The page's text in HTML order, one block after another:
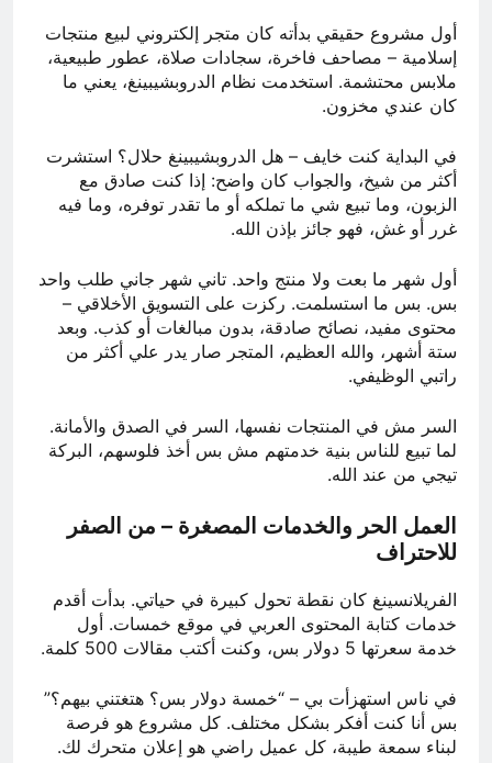
أول مشروع حقيقي بدأته كان متجر إلكتروني لبيع منتجات
إسلامية – مصاحف فاخرة، سجادات صلاة، عطور طبيعية،
ملابس محتشمة. استخدمت نظام الدروبشيبينغ، يعني ما
كان عندي مخزون.
في البداية كنت خايف – هل الدروبشيبينغ حلال؟ استشرت
أكثر من شيخ، والجواب كان واضح: إذا كنت صادق مع
الزبون، وما تبيع شي ما تملكه أو ما تقدر توفره، وما فيه
غرر أو غش، فهو جائز بإذن الله.
أول شهر ما بعت ولا منتج واحد. تاني شهر جاني طلب واحد
بس. بس ما استسلمت. ركزت على التسويق الأخلاقي –
محتوى مفيد، نصائح صادقة، بدون مبالغات أو كذب. وبعد
ستة أشهر، والله العظيم، المتجر صار يدر علي أكثر من
راتبي الوظيفي.
السر مش في المنتجات نفسها، السر في الصدق والأمانة.
لما تبيع للناس بنية خدمتهم مش بس أخذ فلوسهم، البركة
تيجي من عند الله.
العمل الحر والخدمات المصغرة – من الصفر
للاحتراف
الفريلانسينغ كان نقطة تحول كبيرة في حياتي. بدأت أقدم
خدمات كتابة المحتوى العربي في موقع خمسات. أول
خدمة سعرتها 5 دولار بس، وكنت أكتب مقالات 500 كلمة.
في ناس استهزأت بي – “خمسة دولار بس؟ هتغتني بيهم؟”
بس أنا كنت أفكر بشكل مختلف. كل مشروع هو فرصة
لبناء سمعة طيبة، كل عميل راضي هو إعلان متحرك لك.